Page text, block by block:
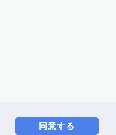
同意する